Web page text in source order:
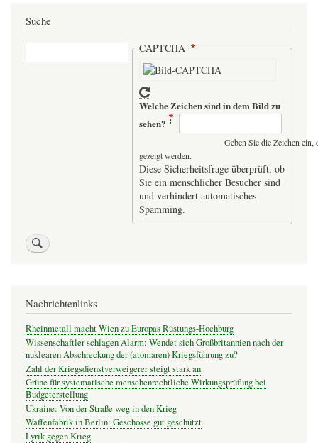
Suche
Suche CAPTCHA
Welche Zeichen sind in dem Bild zu
sehen?
Geben Sie die Zeichen
gezeigt werden.
Diese Sicherheitsfrage überprüft, ob
Sie ein menschlicher Besucher sind
und verhindert automatisches
Spamming.
Nachrichtenlinks
Rheinmetall macht Wien zu Europas Rüstungs-Hochburg
Wissenschaftler schlagen Alarm: Wendet sich Großbritannien nach der
nuklearen Abschreckung der (atomaren) Kriegsführung zu?
Zahl der Kriegsdienstverweigerer steigt stark an
Grüne für systematische menschenrechtliche Wirkungsprüfung bei
Budgeterstellung
Ukraine: Von der Straße weg in den Krieg
Waffenfabrik in Berlin: Geschosse gut geschützt
Lyrik gegen Krieg